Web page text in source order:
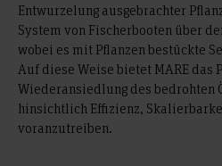
Entwurzelung ausgebrachter
System von Fischerbooten über
wobei es mit Pflanzen bestückte
Auf diese Weise bietet MARE das
Wiederansiedlung des bedrohten
hinsichtlich Effizienz,
voranzutreiben.